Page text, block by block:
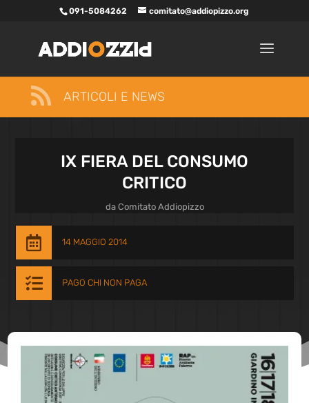
091-5084262 comitato@addiopizzo.org
 ARTICOLI E NEWS
IX FIERA DEL CONSUMO
CRITICO
da Comitato Addiopizzo
 14 MAGGIO 2014
 PAGO CHI NON PAGA